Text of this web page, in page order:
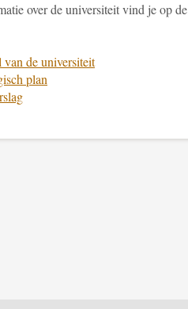
over de universiteit vind je op de
van de universiteit
plan